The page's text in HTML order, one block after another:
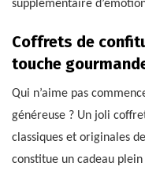
supplémentaire
Coffrets de
touche
Qui n’aime pas
généreuse ? Un joli
classiques et originales
constitue un cadeau